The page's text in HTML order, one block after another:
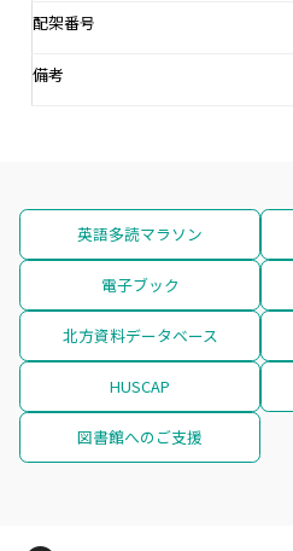
配架番号
備考
英語多読マラソン
電子ブック
北方資料データベース
HUSCAP
図書館へのご支援